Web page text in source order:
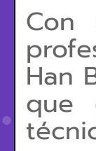
Con
Han
que